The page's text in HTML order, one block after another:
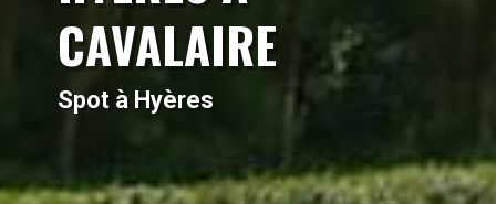
CAVALAIRE
Spot à Hyères